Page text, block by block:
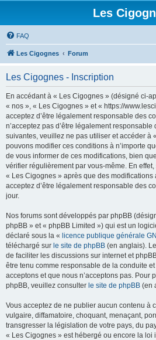
Les
FAQ
Les Cigognes Forum
Les Cigognes - Inscription
En accédant à « Les Cigognes » (désigné ci-
« nos », « Les Cigognes » et « https://
acceptez d’être légalement responsable des
n’acceptez pas d’être légalement
suivantes, veuillez ne pas utiliser et accéder à
pouvons modifier ces conditions à n’importe
de vous informer de ces modifications, bien
vérifier régulièrement par vous-même. En
« Les Cigognes » après que des modifications
acceptez d’être légalement responsable des
jour.
Nos forums sont développés par phpBB
phpBB » et « phpBB Limited ») qui est un
déclaré sous la « licence publique générale
téléchargé sur le site de phpBB (en anglais).
de faciliter les discussions sur internet et
être tenu comme responsable de la conduite
acceptons et que nous n’acceptons pas. Pour
phpBB, veuillez consulter le site de phpBB (en
Vous acceptez de ne publier aucun contenu à
vulgaire, diffamatoire, choquant, menaçant,
transgresser la législation de votre pays, du
« Les Cigognes » est hébergé ou encore la loi